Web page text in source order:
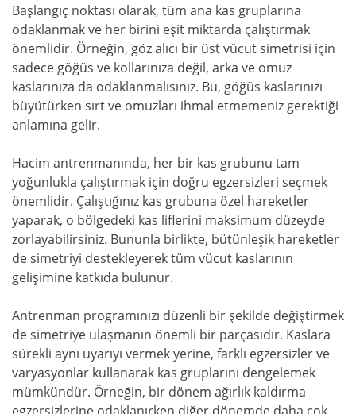
Başlangıç noktası olarak, tüm ana kas gruplarına
odaklanmak ve her birini eşit miktarda çalıştırmak
önemlidir. Örneğin, göz alıcı bir üst vücut simetrisi için
sadece göğüs ve kollarınıza değil, arka ve omuz
kaslarınıza da odaklanmalısınız. Bu, göğüs kaslarınızı
büyütürken sırt ve omuzları ihmal etmemeniz gerektiği
anlamına gelir.
Hacim antrenmanında, her bir kas grubunu tam
yoğunlukla çalıştırmak için doğru egzersizleri seçmek
önemlidir. Çalıştığınız kas grubuna özel hareketler
yaparak, o bölgedeki kas liflerini maksimum düzeyde
zorlayabilirsiniz. Bununla birlikte, bütünleşik hareketler
de simetriyi destekleyerek tüm vücut kaslarının
gelişimine katkıda bulunur.
Antrenman programınızı düzenli bir şekilde değiştirmek
de simetriye ulaşmanın önemli bir parçasıdır. Kaslara
sürekli aynı uyarıyı vermek yerine, farklı egzersizler ve
varyasyonlar kullanarak kas gruplarını dengelemek
mümkündür. Örneğin, bir dönem ağırlık kaldırma